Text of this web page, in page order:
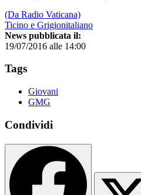
(Da Radio Vaticana)
Ticino e Grigionitaliano
News pubblicata il:
19/07/2016 alle 14:00
Tags
Giovani
GMG
Condividi